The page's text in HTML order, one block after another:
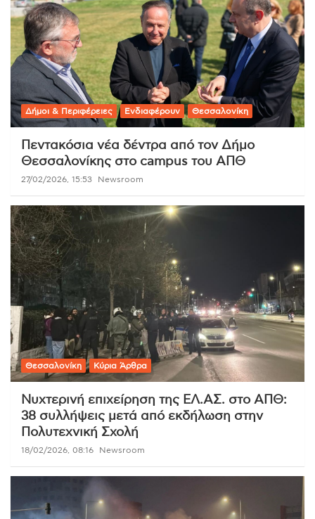
Δήμοι & Περιφέρειες Ενδιαφέρουν Θεσσαλονίκη
Πεντακόσια νέα δέντρα από τον Δήμο
Θεσσαλονίκης στο campus του ΑΠΘ
27/02/2026, 15:53 Newsroom
Θεσσαλονίκη Κύρια Άρθρα
Νυχτερινή επιχείρηση της ΕΛ.ΑΣ. στο ΑΠΘ:
38 συλλήψεις μετά από εκδήλωση στην
Πολυτεχνική Σχολή
18/02/2026, 08:16 Newsroom